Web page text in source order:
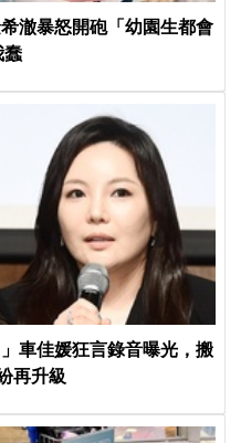
澈暴怒開砲「幼園生都會
蠢
車佳媛狂言錄音曝光，搬
再升級